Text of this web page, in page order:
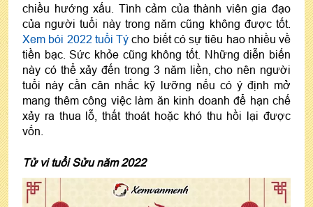
chiều hướng xấu. Tình cảm của thành viên gia đạo
của người tuổi này trong năm cũng không được tốt.
Xem bói 2022 tuổi Tý cho biết có sự tiêu hao nhiều về
tiền bạc. Sức khỏe cũng không tốt. Những diễn biến
này có thể xảy đến trong 3 năm liền, cho nên người
tuổi này cần cân nhắc kỹ lưỡng nếu có ý định mở
mang thêm công việc làm ăn kinh doanh để hạn chế
xảy ra thua lỗ, thất thoát hoặc khó thu hồi lại được
vốn.
Tử vi tuổi Sửu năm 2022